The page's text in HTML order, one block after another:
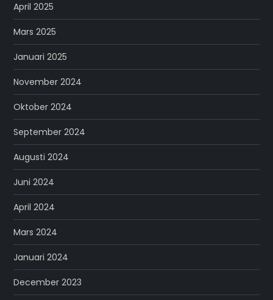
April 2025
Mars 2025
Januari 2025
November 2024
Oktober 2024
September 2024
Augusti 2024
Juni 2024
April 2024
Mars 2024
Januari 2024
December 2023